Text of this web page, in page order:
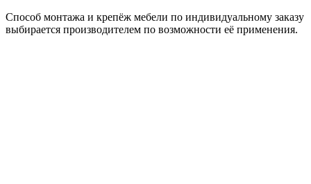
Способ монтажа и крепёж мебели по индивидуальному заказу
выбирается производителем по возможности её применения.